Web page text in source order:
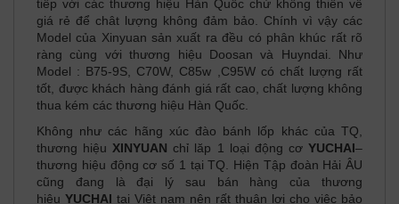
tiêp với các thương hiệu Hàn Quốc chứ không thiên về
giá rẻ để chât lượng không đảm bảo. Chính vì vậy các
Model của Xinyuan sản xuất ra đều có phân khúc rất rõ
ràng cùng với thương hiệu Doosan và Huyndai. Như
Model : B75-9S, C70W, C85w ,C95W có chất lượng rất
tốt, được khách hàng đánh giá rất cao, chất lượng không
thua kém các thương hiệu Hàn Quốc.
Không như các hãng xúc đào bánh lốp khác của TQ,
thương hiệuXINYUAN chỉ lăp 1 loại động cơYUCHAI–
thương hiệu động cơ số 1 tại TQ. Hiện Tập đoàn Hải ÂU
cũng đang là đại lý sau bán hàng của thương
hiệu YUCHAI tại Việt nam nên rất thuận lợi cho việc bảo